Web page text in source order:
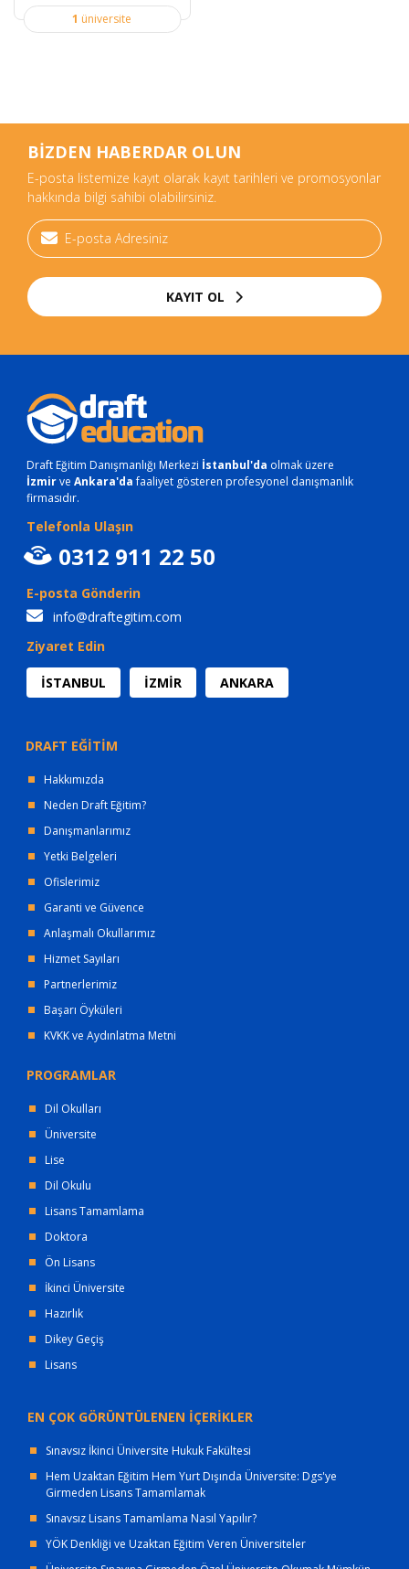
1 üniversite
BİZDEN HABERDAR OLUN
E-posta listemize kayıt olarak kayıt tarihleri ve promosyonlar
hakkında bilgi sahibi olabilirsiniz.
KAYIT OL
Draft Eğitim Danışmanlığı Merkezi İstanbul'da olmak üzere
İzmirve Ankara'dafaaliyet gösteren profesyonel danışmanlık
firmasıdır.
Telefonla Ulaşın
0312 911 22 50
E-posta Gönderin
info@draftegitim.com
Ziyaret Edin
İSTANBUL İZMİR ANKARA
DRAFT EĞİTİM
Hakkımızda
Neden Draft Eğitim?
Danışmanlarımız
Yetki Belgeleri
Ofislerimiz
Garanti ve Güvence
Anlaşmalı Okullarımız
Hizmet Sayıları
Partnerlerimiz
Başarı Öyküleri
KVKK ve Aydınlatma Metni
PROGRAMLAR
Dil Okulları
Üniversite
Lise
Dil Okulu
Lisans Tamamlama
Doktora
Ön Lisans
İkinci Üniversite
Hazırlık
Dikey Geçiş
Lisans
EN ÇOK GÖRÜNTÜLENEN İÇERİKLER
Sınavsız İkinci Üniversite Hukuk Fakültesi
Hem Uzaktan Eğitim Hem Yurt Dışında Üniversite: Dgs'ye
Girmeden Lisans Tamamlamak
Sınavsız Lisans Tamamlama Nasıl Yapılır?
YÖK Denkliği ve Uzaktan Eğitim Veren Üniversiteler